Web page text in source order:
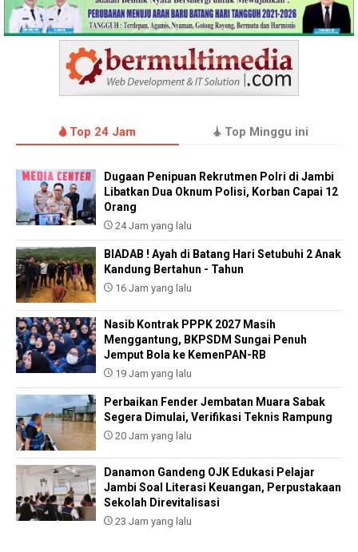
Top 24 Jam Top Minggu ini
Dugaan Penipuan Rekrutmen Polri di Jambi
Libatkan Dua Oknum Polisi, Korban Capai 12
Orang
24 Jam yang lalu
BIADAB ! Ayah di Batang Hari Setubuhi 2 Anak
Kandung Bertahun - Tahun
16 Jam yang lalu
Nasib Kontrak PPPK 2027 Masih
Menggantung, BKPSDM Sungai Penuh
Jemput Bola ke KemenPAN-RB
19 Jam yang lalu
Perbaikan Fender Jembatan Muara Sabak
Segera Dimulai, Verifikasi Teknis Rampung
20 Jam yang lalu
Danamon Gandeng OJK Edukasi Pelajar
Jambi Soal Literasi Keuangan, Perpustakaan
Sekolah Direvitalisasi
23 Jam yang lalu